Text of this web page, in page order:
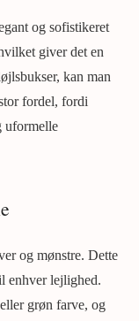
og sofistikeret
giver det en
kan man
fordel, fordi
uformelle
og mønstre. Dette
enhver lejlighed.
grøn farve, og